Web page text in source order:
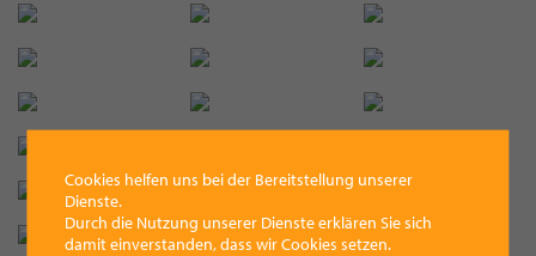
Cookies helfen uns bei der Bereitstellung unserer
Dienste.
Durch die Nutzung unserer Dienste erklären Sie sich
damit einverstanden, dass wir Cookies setzen.